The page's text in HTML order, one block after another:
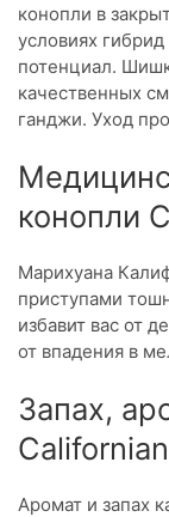
конопли в
условиях
потенциал.
качественных
ганджи. Уход
конопли
Марихуана
приступами
избавит вас от
от впадения в
Запах,
Аромат и запах